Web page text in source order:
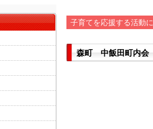
子育てを応援する活動に
森町 中飯田町内会